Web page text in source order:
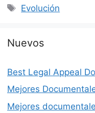
Etiquetas
Evolución
Nuevos
Best Legal Appeal
Mejores
Mejores